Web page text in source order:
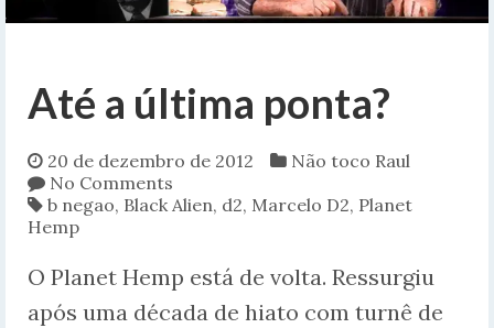
Até a última ponta?
20 de dezembro de 2012
Não toco Raul
No Comments
b negao, Black Alien, d2, Marcelo D2, Planet
Hemp
O Planet Hemp está de volta. Ressurgiu
após uma década de hiato com turnê de